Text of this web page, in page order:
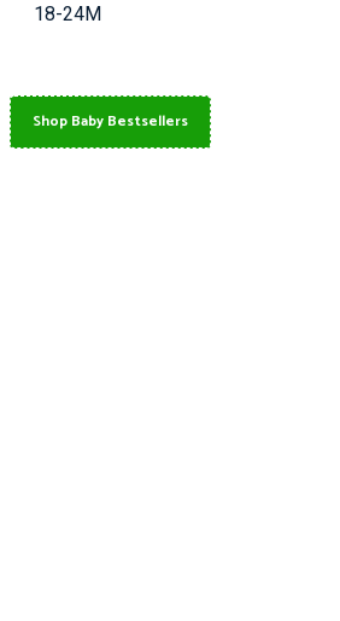
18-24M
Shop Baby Bestsellers